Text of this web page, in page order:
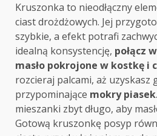
Kruszonka to nieodłączny
ciast drożdżowych. Jej
szybkie, a efekt potrafi
idealną konsystencję, połącz
masło pokrojone w kostkę i
rozcieraj palcami, aż uzyskasz
przypominające mokry piasek
mieszanki zbyt długo, aby
Gotową kruszonkę posyp